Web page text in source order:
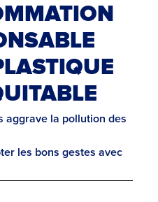
aggrave la pollution des
les bons gestes avec